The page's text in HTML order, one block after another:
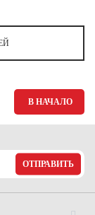
В НАЧАЛО
ОТПРАВИТЬ